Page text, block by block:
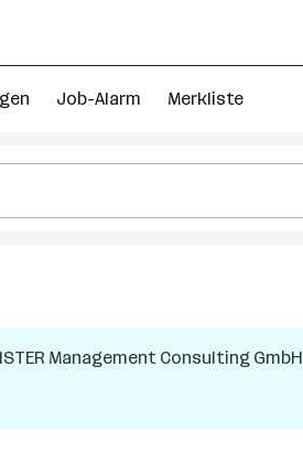
Job-Alarm Merkliste
Management Consulting GmbH